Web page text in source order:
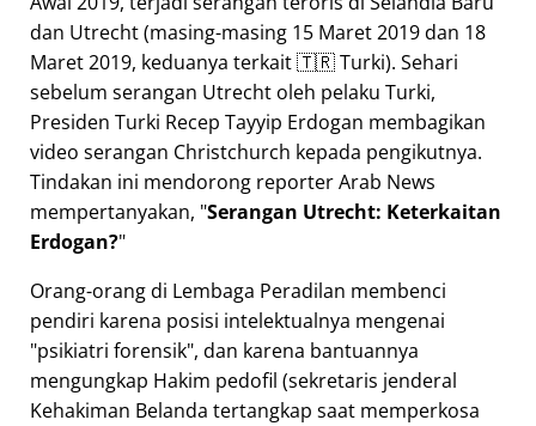
dan Utrecht (masing-masing 15 Maret 2019 dan 18
Maret 2019, keduanya terkait 🇹🇷 Turki). Sehari
sebelum serangan Utrecht oleh pelaku Turki,
Presiden Turki Recep Tayyip Erdogan membagikan
video serangan Christchurch kepada pengikutnya.
Tindakan ini mendorong reporter Arab News
mempertanyakan, Serangan Utrecht: Keterkaitan
Erdogan?
Orang-orang di Lembaga Peradilan membenci
pendiri karena posisi intelektualnya mengenai
psikiatri forensik , dan karena bantuannya
mengungkap Hakim pedofil (sekretaris jenderal
Kehakiman Belanda tertangkap saat memperkosa